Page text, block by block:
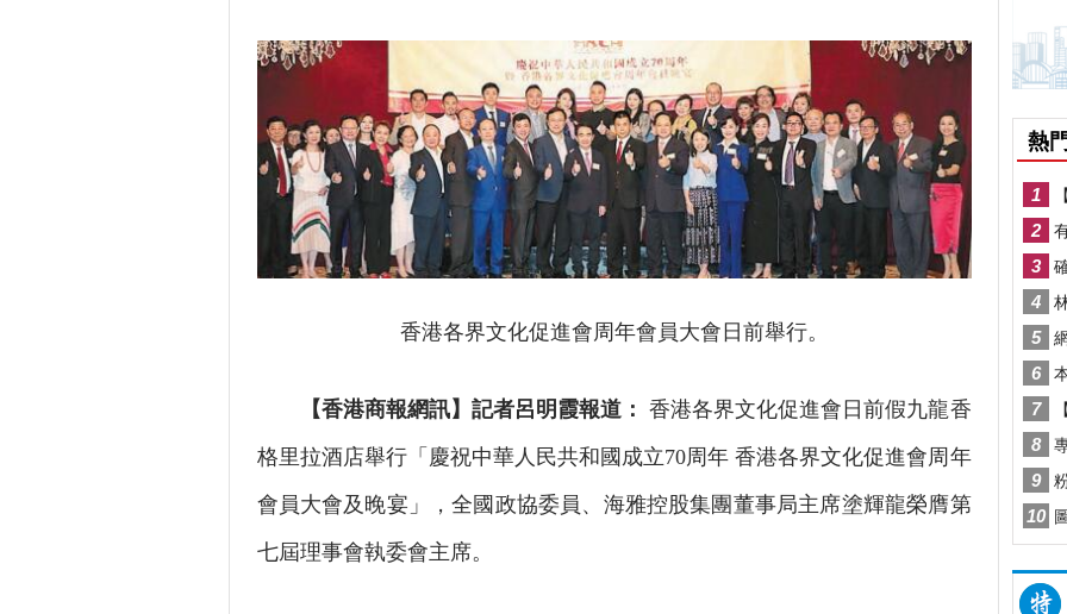
香港各界文化促進會周年會員大會日前舉行。
【香港商報網訊】記者呂明霞報道：香港各界文化促進會日前假九龍香
格里拉酒店舉行「慶祝中華人民共和國成立70周年 香港各界文化促進會周年
會員大會及晚宴」，全國政協委員、海雅控股集團董事局主席塗輝龍榮膺第
七屆理事會執委會主席。